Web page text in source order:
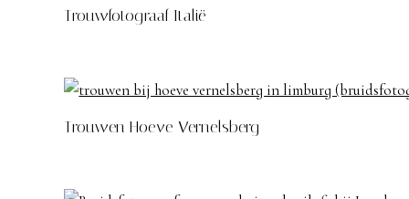
Trouwfotograaf Italië
Trouwen Hoeve Vernelsberg